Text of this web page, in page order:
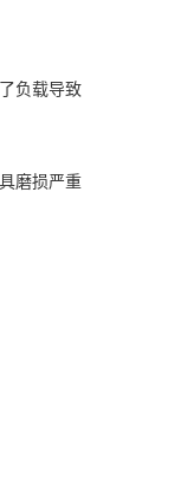
负载导致
磨损严重